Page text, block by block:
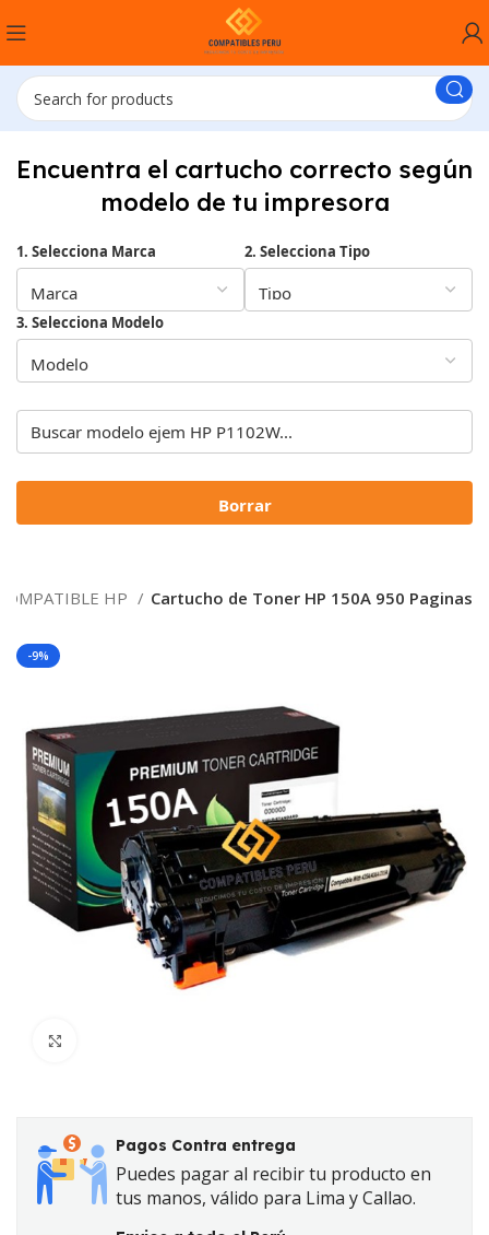
Encuentra el cartucho correcto según
modelo de tu impresora
1. Selecciona Marca 2. Selecciona Tipo
3. Selecciona Modelo
Borrar
HP Cartucho de Toner HP 150A 950 Paginas
-9%
Pagos Contra entrega
Puedes pagar al recibir tu producto en
tus manos, válido para Lima y Callao.